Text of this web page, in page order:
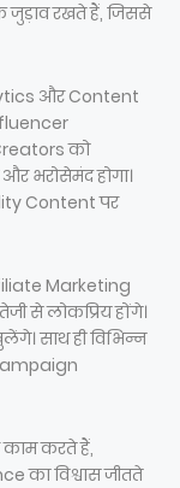
रखते हैं, जिससे
और Content
को
भरोसेमंद होगा।
Content पर
Marketing
से लोकप्रिय होंगे।
साथ ही विभिन्न
करते हैं,
का विश्वास जीतते